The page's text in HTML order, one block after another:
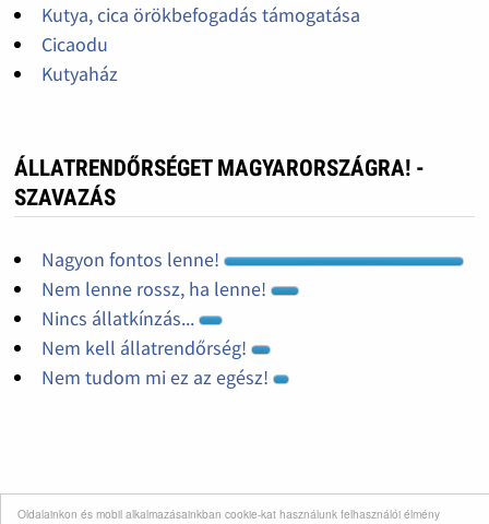
Oldalainkon és mobil alkalmazásainkban cookie-kat használunk felhasználói élmény
Kutya, cica örökbefogadás támogatása
Cicaodu
Kutyaház
ÁLLATRENDŐRSÉGET MAGYARORSZÁGRA! -
SZAVAZÁS
Nagyon fontos lenne!
Nem lenne rossz, ha lenne!
Nincs állatkínzás...
Nem kell állatrendőrség!
Nem tudom mi ez az egész!